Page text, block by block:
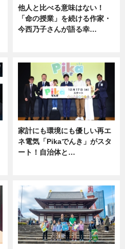
他人と比べる意味はない！
「命の授業」を続ける作家・
今西乃子さんが語る幸…
家計にも環境にも優しい再エ
ネ電気「Pikaでんき」がスタ
ート！自治体と…